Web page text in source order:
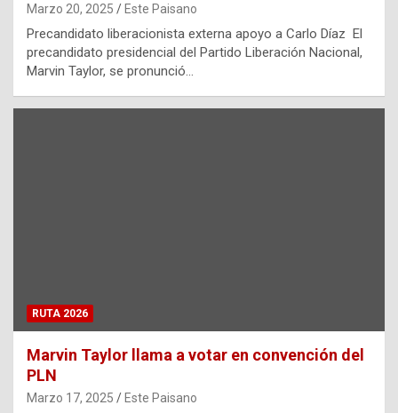
Marzo 20, 2025 Este Paisano
Precandidato liberacionista externa apoyo a Carlo Díaz El
precandidato presidencial del Partido Liberación Nacional,
Marvin Taylor, se pronunció…
RUTA 2026
Marvin Taylor llama a votar en convención del
PLN
Marzo 17, 2025 Este Paisano